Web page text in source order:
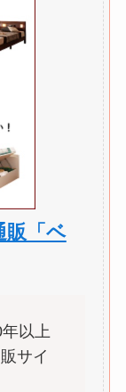
販「ベ
以上
サイ